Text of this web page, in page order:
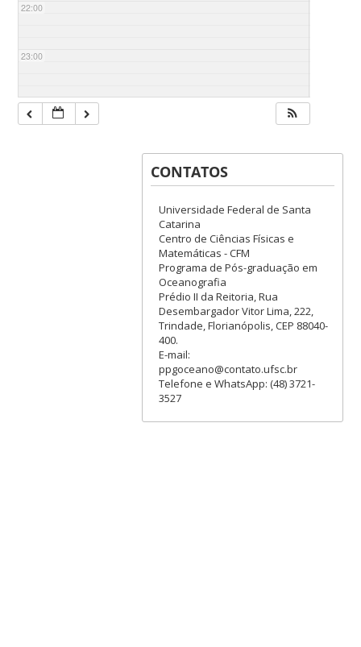
22:00
23:00
CONTATOS
Universidade Federal de Santa
Catarina
Centro de Ciências Físicas e
Matemáticas - CFM
Programa de Pós-graduação em
Oceanografia
Prédio II da Reitoria, Rua
Desembargador Vitor Lima, 222,
Trindade, Florianópolis, CEP 88040-
400.
E-mail:
ppgoceano@contato.ufsc.br
Telefone e WhatsApp: (48) 3721-
3527